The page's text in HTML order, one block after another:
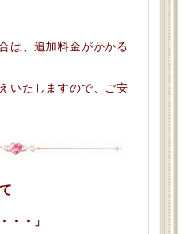
は、追加料金がかかる
いたしますので、ご安
・・」